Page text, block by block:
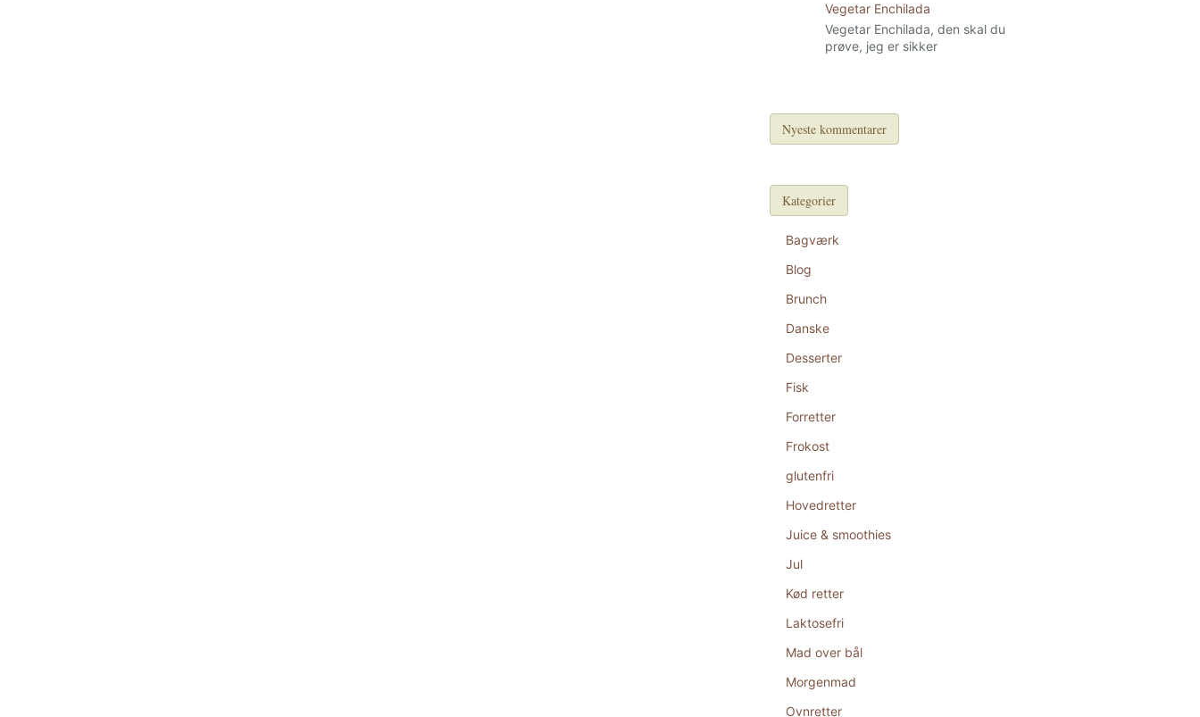
Vegetar Enchilada
Vegetar Enchilada, den skal du
prøve, jeg er sikker
Nyeste kommentarer
Kategorier
Bagværk
Blog
Brunch
Danske
Desserter
Fisk
Forretter
Frokost
glutenfri
Hovedretter
Juice & smoothies
Jul
Kød retter
Laktosefri
Mad over bål
Morgenmad
Ovnretter